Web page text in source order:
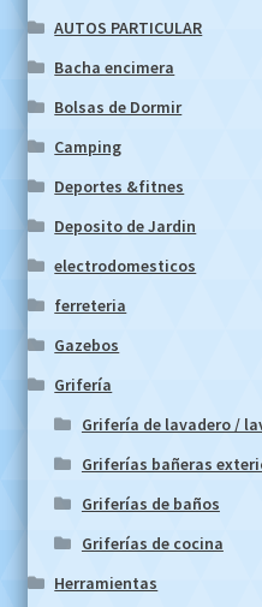
AUTOS PARTICULAR
Bacha encimera
Bolsas de Dormir
Camping
Deportes &fitnes
Deposito de Jardin
electrodomesticos
ferreteria
Gazebos
Grifería
Grifería de lavadero /
Griferías bañeras
Griferías de baños
Griferías de cocina
Herramientas